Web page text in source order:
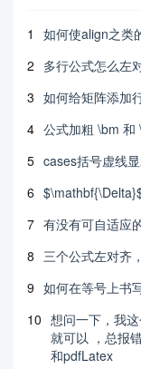
1
如何使align之类
2 多行公式怎么左
3 如何给矩阵添加
4 公式加粗 \bm 和
5 cases括号虚线
6
7 有没有可自适应
8 三个公式左对齐
9 如何在等号上书
10 想问一下，我
就可以 ，总报
和pdfLatex